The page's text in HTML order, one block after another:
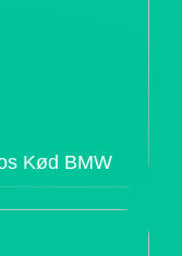
Kød BMW